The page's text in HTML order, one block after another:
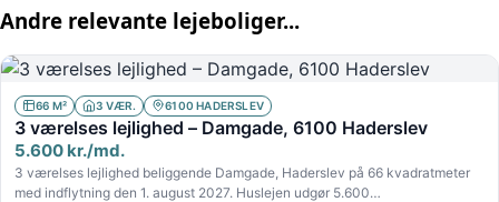
Andre relevante lejeboliger...
66 M² 3 VÆR. 6100 HADERSLEV
3 værelses lejlighed – Damgade, 6100 Haderslev
5.600 kr./md.
3 værelses lejlighed beliggende Damgade, Haderslev på 66 kvadratmeter
med indflytning den 1. august 2027. Huslejen udgør 5.600…